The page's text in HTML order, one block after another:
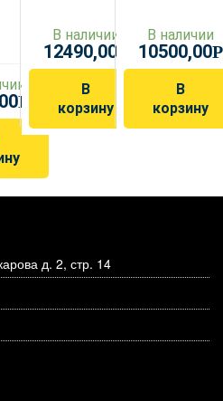
Р
В наличии
12490,00
В
корзину
В наличии
10500,00Р
В
корзину
д. 2, стр. 14